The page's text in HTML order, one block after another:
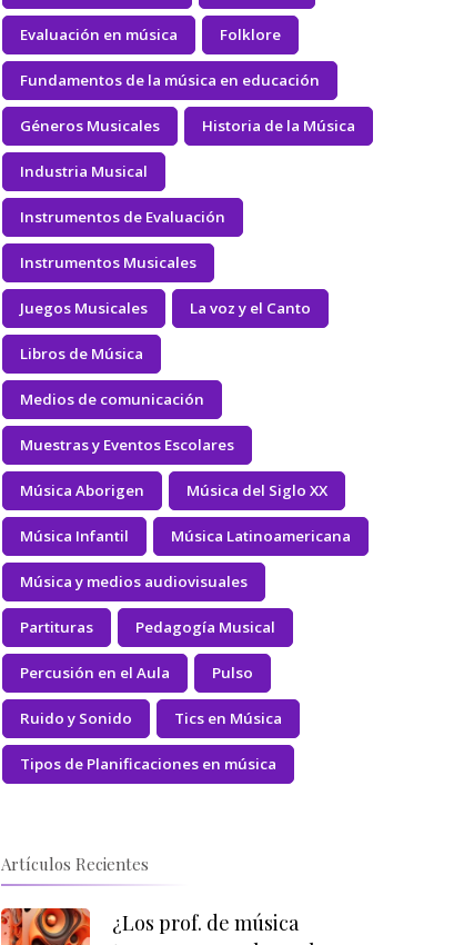
Evaluación en música Folklore
Fundamentos de la música en educación
Géneros Musicales Historia de la Música
Industria Musical
Instrumentos de Evaluación
Instrumentos Musicales
Juegos Musicales La voz y el Canto
Libros de Música
Medios de comunicación
Muestras y Eventos Escolares
Música Aborigen Música del Siglo XX
Música Infantil Música Latinoamericana
Música y medios audiovisuales
Partituras Pedagogía Musical
Percusión en el Aula Pulso
Ruido y Sonido Tics en Música
Tipos de Planificaciones en música
Artículos Recientes
¿Los prof. de música